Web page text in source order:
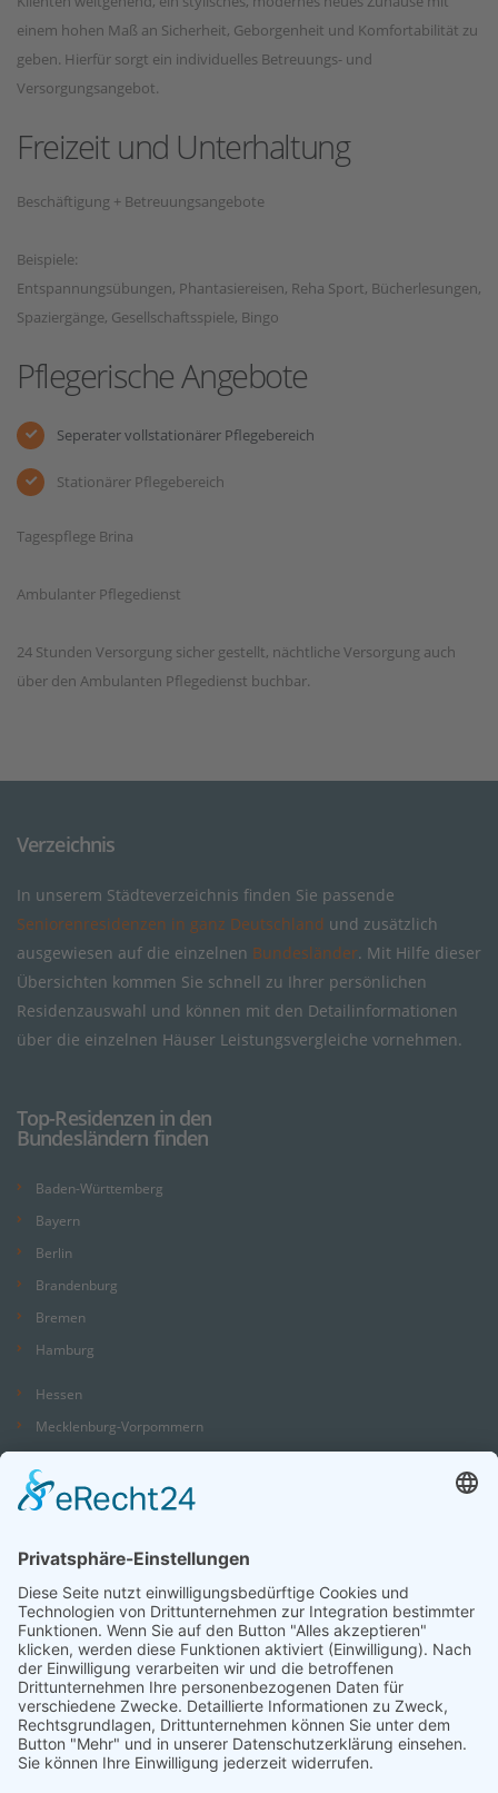
einem hohen Maß an Sicherheit, Geborgenheit und Komfortabilität zu
geben. Hierfür sorgt ein individuelles Betreuungs- und
Versorgungsangebot.
Freizeit und Unterhaltung
Beschäftigung + Betreuungsangebote
Beispiele:
Entspannungsübungen, Phantasiereisen, Reha Sport, Bücherlesungen,
Spaziergänge, Gesellschaftsspiele, Bingo
Pflegerische Angebote
Seperater vollstationärer Pflegebereich
Stationärer Pflegebereich
Tagespflege Brina
Ambulanter Pflegedienst
24 Stunden Versorgung sicher gestellt, nächtliche Versorgung auch
über den Ambulanten Pflegedienst buchbar.
Verzeichnis
In unserem Städteverzeichnis finden Sie passende
Seniorenresidenzen in ganz Deutschland und zusätzlich
ausgewiesen auf die einzelnen Bundesländer. Mit Hilfe dieser
Übersichten kommen Sie schnell zu Ihrer persönlichen
Residenzauswahl und können mit den Detailinformationen
über die einzelnen Häuser Leistungsvergleiche vornehmen.
Top-Residenzen in den
Bundesländern finden
Baden-Württemberg
Bayern
Berlin
Brandenburg
Bremen
Hamburg
Hessen
Mecklenburg-Vorpommern
Nordrhein-Westfalen
Saarland
Sachsen
Sachsen-Anhalt
Schleswig-Holstein
Thüringen